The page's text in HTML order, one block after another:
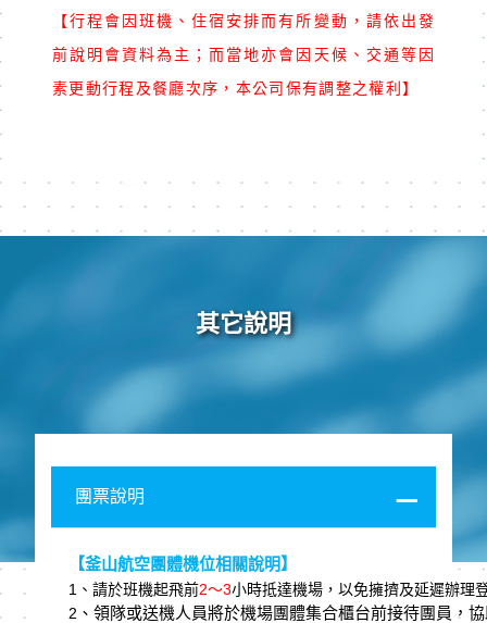
【行程會因班機、住宿安排而有所變動，請依出發
前說明會資料為主；而當地亦會因天候、交通等因
素更動行程及餐廳次序，本公司保有調整之權利】
其它說明
團票說明
【釜山航空團體機位相關說明】
1 、請於班機起⾶前2～3⼩時抵達機場，以免擁擠及延遲辦理
2 、領隊或送機⼈員將於機場團體集合櫃台前接待團員，